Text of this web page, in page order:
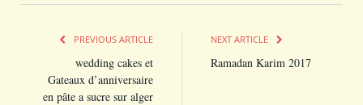
PREVIOUS ARTICLE
wedding cakes et
Gateaux d’anniversaire
en pâte a sucre sur alger
NEXT ARTICLE
Ramadan Karim 2017